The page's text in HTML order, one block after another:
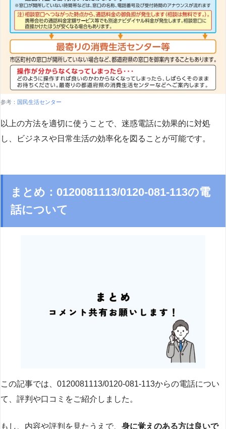
参考： 国民生活センター
以上の方法を適切に使うことで、迷惑電話に効果的に対処
し、ビジネスや日常生活の効率化を図ることが可能です。
まとめ：0120081113/0120-081-113の電
話について
この記事では、0120081113/0120-081-113からの電話につい
て、評判や口コミをご紹介しました。
もし、内容や評判を見たうえで、 身に覚えのある方は良いで